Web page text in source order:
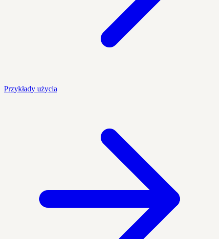
Przykłady użycia